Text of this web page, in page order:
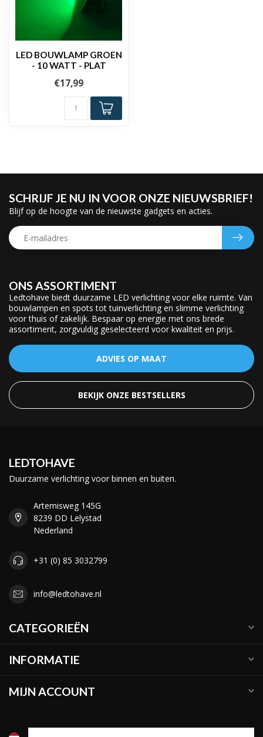
LED BOUWLAMP GROEN
- 10 WATT - PLAT
€17,99
ONS ASSORTIMENT
Ledtohave biedt duurzame LED verlichting voor elke ruimte. Van
bouwlampen en spots tot tuinverlichting en slimme verlichting
voor thuis of zakelijk. Bespaar op energie met ons brede
assortiment, zorgvuldig geselecteerd voor kwaliteit en prijs.
ADVIES OP MAAT
BEKIJK ONZE BESTSELLERS
SCHRIJF JE NU IN VOOR ONZE NIEUWSBRIEF!
Blijf op de hoogte van de nieuwste gadgets en acties.
LEDTOHAVE
Duurzame verlichting voor binnen en buiten.
Artemisweg 145G
8239 DD Lelystad
Nederland
+31 (0) 85 3032799
info@ledtohave.nl
CATEGORIEËN
INFORMATIE
MIJN ACCOUNT